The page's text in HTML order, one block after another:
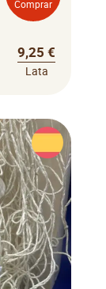
Comprar
9,25 €
Lata